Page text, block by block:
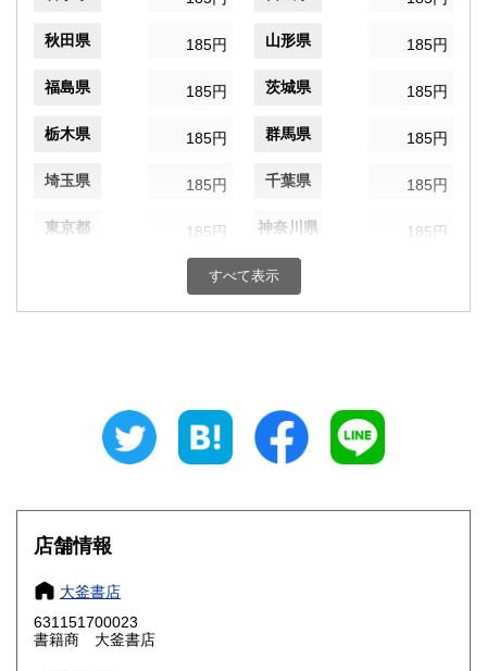
秋田県 185円 山形県 185円
福島県 185円 茨城県 185円
栃木県 185円 群馬県 185円
埼玉県 185円 千葉県 185円
東京都 185円 神奈川県 185円
185円 富山県
静岡県
185円 三重県
滋賀県 185円 京都府 185円
大阪府
奈良県
鳥取県
すべて表示
店舗情報
大釜書店
631151700023
書籍商 大釜書店